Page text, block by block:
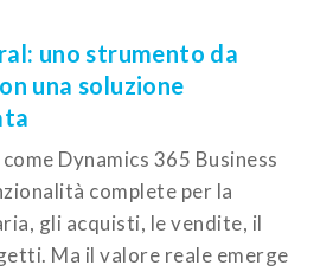
uno strumento da
una soluzione
Dynamics 365 Business
complete per la
gli acquisti, le vendite, il
Ma il valore reale emerge